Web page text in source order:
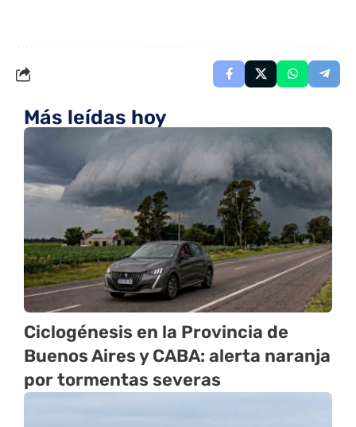
Más leídas hoy
Ciclogénesis en la Provincia de
Buenos Aires y CABA: alerta naranja
por tormentas severas